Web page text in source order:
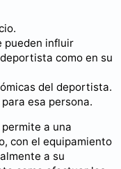
pueden influir
como en su
del deportista.
esa persona.
a una
con el equipamiento
a su